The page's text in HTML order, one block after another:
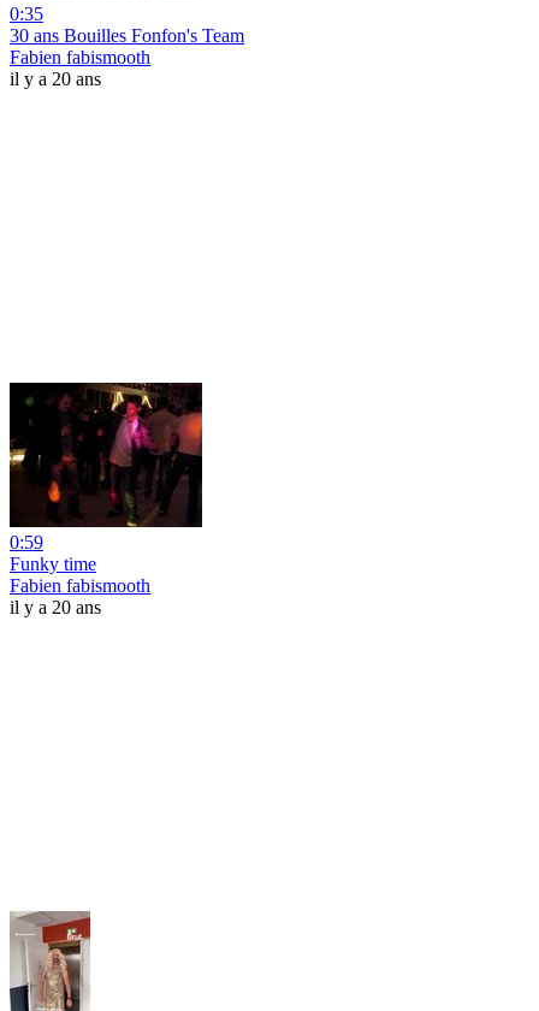
0:35
30 ans Bouilles Fonfon's Team
Fabien fabismooth
il y a 20 ans
0:59
Funky time
Fabien fabismooth
il y a 20 ans